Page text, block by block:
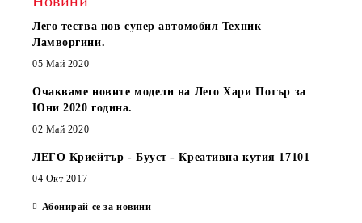
Лего тества нов супер автомобил Техник
Ламворгини.
05 Май 2020
Очакваме новите модели на Лего Хари Потър за
Юни 2020 година.
02 Май 2020
ЛЕГО Криейтър - Бууст - Креативна кутия 17101
04 Окт 2017
Абонирай се за новини